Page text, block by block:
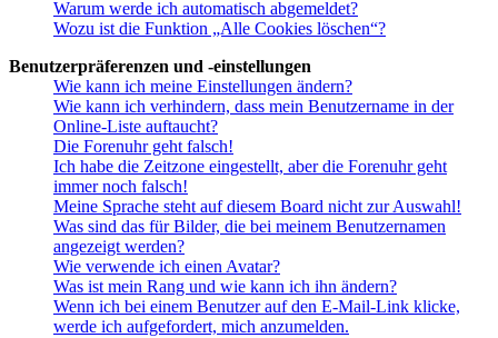
Warum werde ich automatisch abgemeldet?
Wozu ist die Funktion „Alle Cookies löschen“?
Benutzerpräferenzen und -einstellungen
Wie kann ich meine Einstellungen ändern?
Wie kann ich verhindern, dass mein Benutzername in der
Online-Liste auftaucht?
Die Forenuhr geht falsch!
Ich habe die Zeitzone eingestellt, aber die Forenuhr geht
immer noch falsch!
Meine Sprache steht auf diesem Board nicht zur Auswahl!
Was sind das für Bilder, die bei meinem Benutzernamen
angezeigt werden?
Wie verwende ich einen Avatar?
Was ist mein Rang und wie kann ich ihn ändern?
Wenn ich bei einem Benutzer auf den E-Mail-Link klicke,
werde ich aufgefordert, mich anzumelden.